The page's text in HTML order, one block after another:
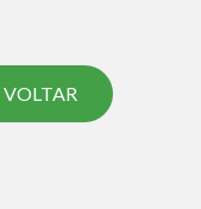
VOLTAR